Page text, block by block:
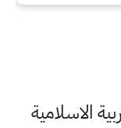
الاسلامية